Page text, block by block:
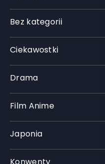
Bez kategorii
Ciekawostki
Drama
Film Anime
Japonia